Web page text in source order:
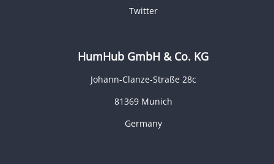
Twitter
HumHub GmbH & Co. KG
Johann-Clanze-Straße 28c
81369 Munich
Germany